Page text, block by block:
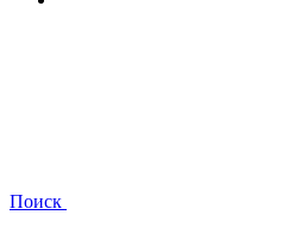
Поиск